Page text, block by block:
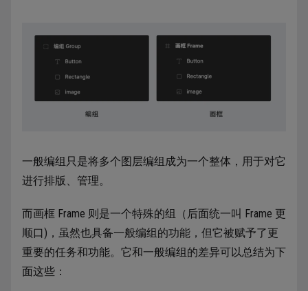
一般编组只是将多个图层编组成为一个整体，用于对它
进行排版、管理。
而画框 Frame 则是一个特殊的组（后面统一叫 Frame 更
顺口)，虽然也具备一般编组的功能，但它被赋予了更
重要的任务和功能。它和一般编组的差异可以总结为下
面这些：